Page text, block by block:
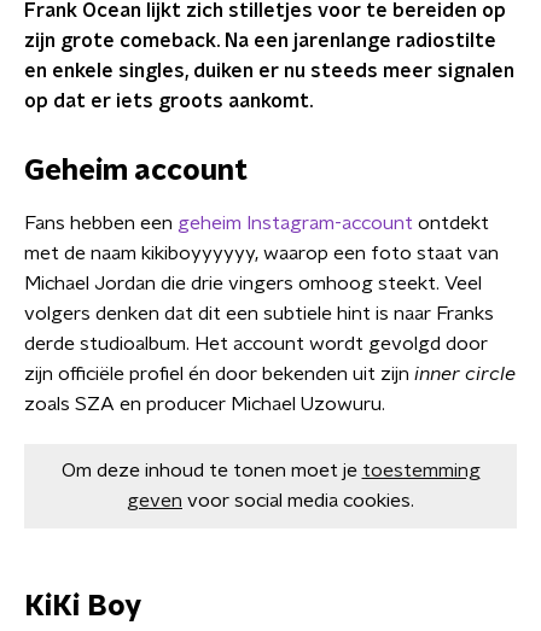
Frank Ocean lijkt zich stilletjes voor te bereiden op
zijn grote comeback. Na een jarenlange radiostilte
en enkele singles, duiken er nu steeds meer signalen
op dat er iets groots aankomt.
Geheim account
Fans hebben een geheim Instagram-account ontdekt
met de naam kikiboyyyyyy, waarop een foto staat van
Michael Jordan die drie vingers omhoog steekt. Veel
volgers denken dat dit een subtiele hint is naar Franks
derde studioalbum. Het account wordt gevolgd door
zijn officiële profiel én door bekenden uit zijn inner circle
zoals SZA en producer Michael Uzowuru.
Om deze inhoud te tonen moet je toestemming
geven voor social media cookies.
KiKi Boy